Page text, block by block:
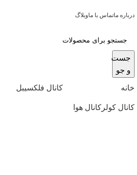
درباره ماتماس با ماوبلاگ
جست
و جو
خانه کانال فلکسیبل
کانال کولر کانال هوا